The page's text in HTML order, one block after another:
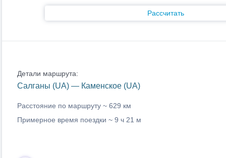
Рассчитать
Детали маршрута:
Салганы (UA) — Каменское (UA)
Расстояние по маршруту ~ 629 км
Примерное время поездки ~ 9 ч 21 м